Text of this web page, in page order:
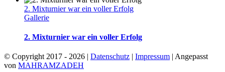
2. Mixturnier war ein voller Erfolg
Gallerie
2. Mixturnier war ein voller Erfolg
© Copyright 2017 - 2026 | Datenschutz | Impressum | Angepasst
von MAHRAMZADEH